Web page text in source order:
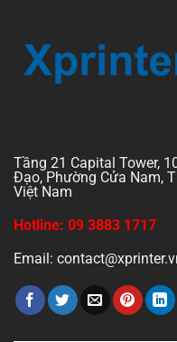
Tầng 21 Capital Tower,
Đạo, Phường Cửa Nam,
Việt Nam
Hotline: 09 3883 1717
Email: